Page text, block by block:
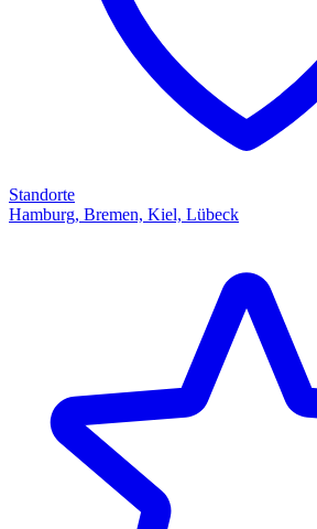
Standorte
Hamburg, Bremen, Kiel, Lübeck